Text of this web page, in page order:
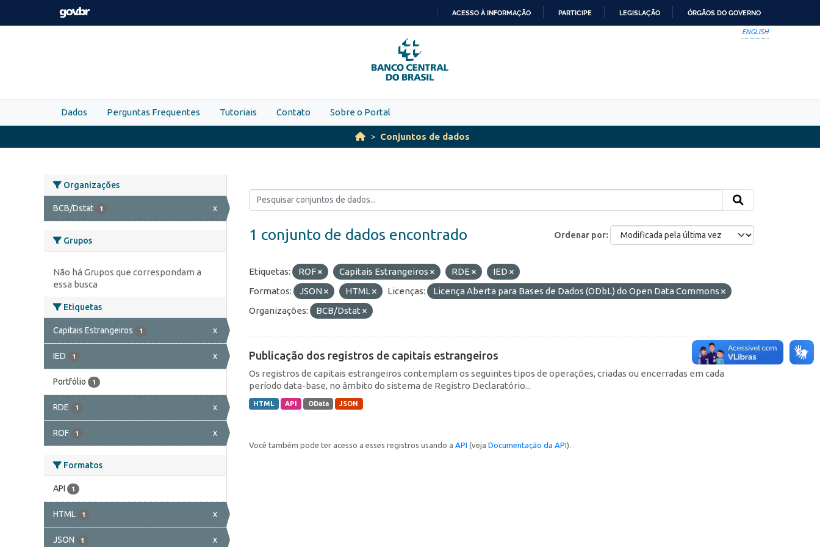
Skip to main content
PARA
O
CONTEÚDO
ACESSO À INFORMAÇÃO PARTICIPE LEGISLAÇÃO ÓRGÃOS DO GOVERNO
ENGLISH
Dados Perguntas Frequentes Tutoriais Contato Sobre o Portal
Conjuntos de dados
Organizações
BCB/Dstat 1 x
Grupos
Não há Grupos que correspondam a
essa busca
Etiquetas
Capitais Estrangeiros 1 x
IED 1 x
Portfólio 1
RDE 1 x
ROF 1 x
Formatos
API 1
HTML 1 x
JSON 1 x
Ordenar por
1 conjunto de dados encontrado
Etiquetas: ROF Capitais Estrangeiros RDE
IED
Formatos:
JSON HTML Licenças:
Licença Aberta para Bases de Dados (ODbL) do Open Data Commons
Organizações:
BCB/Dstat
Publicação dos registros de capitais estrangeiros
Os registros de capitais estrangeiros contemplam os seguintes tipos de operações, criadas ou encerradas em cada
período data-base, no âmbito do sistema de Registro Declaratório...
HTML API OData JSON
Você também pode ter acesso a esses registros usando a API (veja Documentação da API).